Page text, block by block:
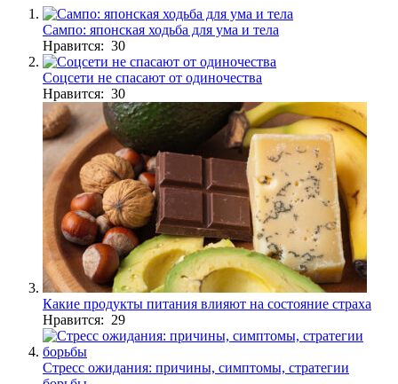
Сампо: японская ходьба для ума и тела
Нравится: 30
Соцсети не спасают от одиночества
Нравится: 30
Какие продукты питания влияют на состояние страха
Нравится: 29
Стресс ожидания: причины, симптомы, стратегии